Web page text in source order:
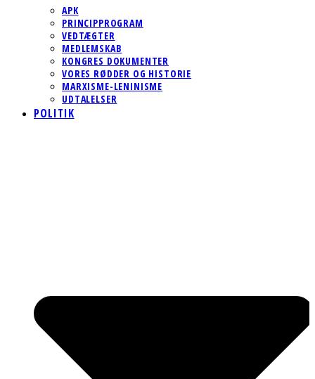
APK
PRINCIPPROGRAM
VEDTÆGTER
MEDLEMSKAB
KONGRES DOKUMENTER
VORES RØDDER OG HISTORIE
MARXISME-LENINISME
UDTALELSER
POLITIK